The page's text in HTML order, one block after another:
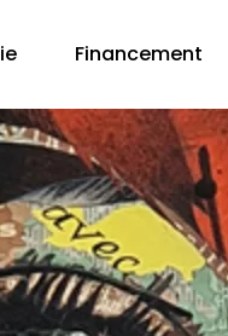
Financement